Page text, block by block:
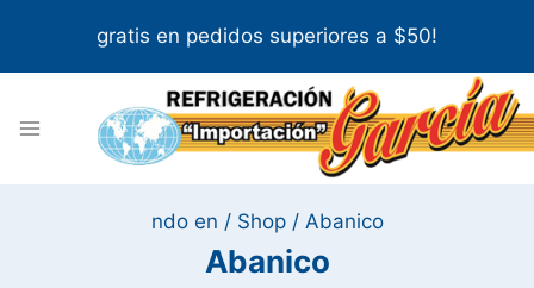
content
gratis en pedidos superiores a $50!
ndo en / Shop / Abanico
Abanico